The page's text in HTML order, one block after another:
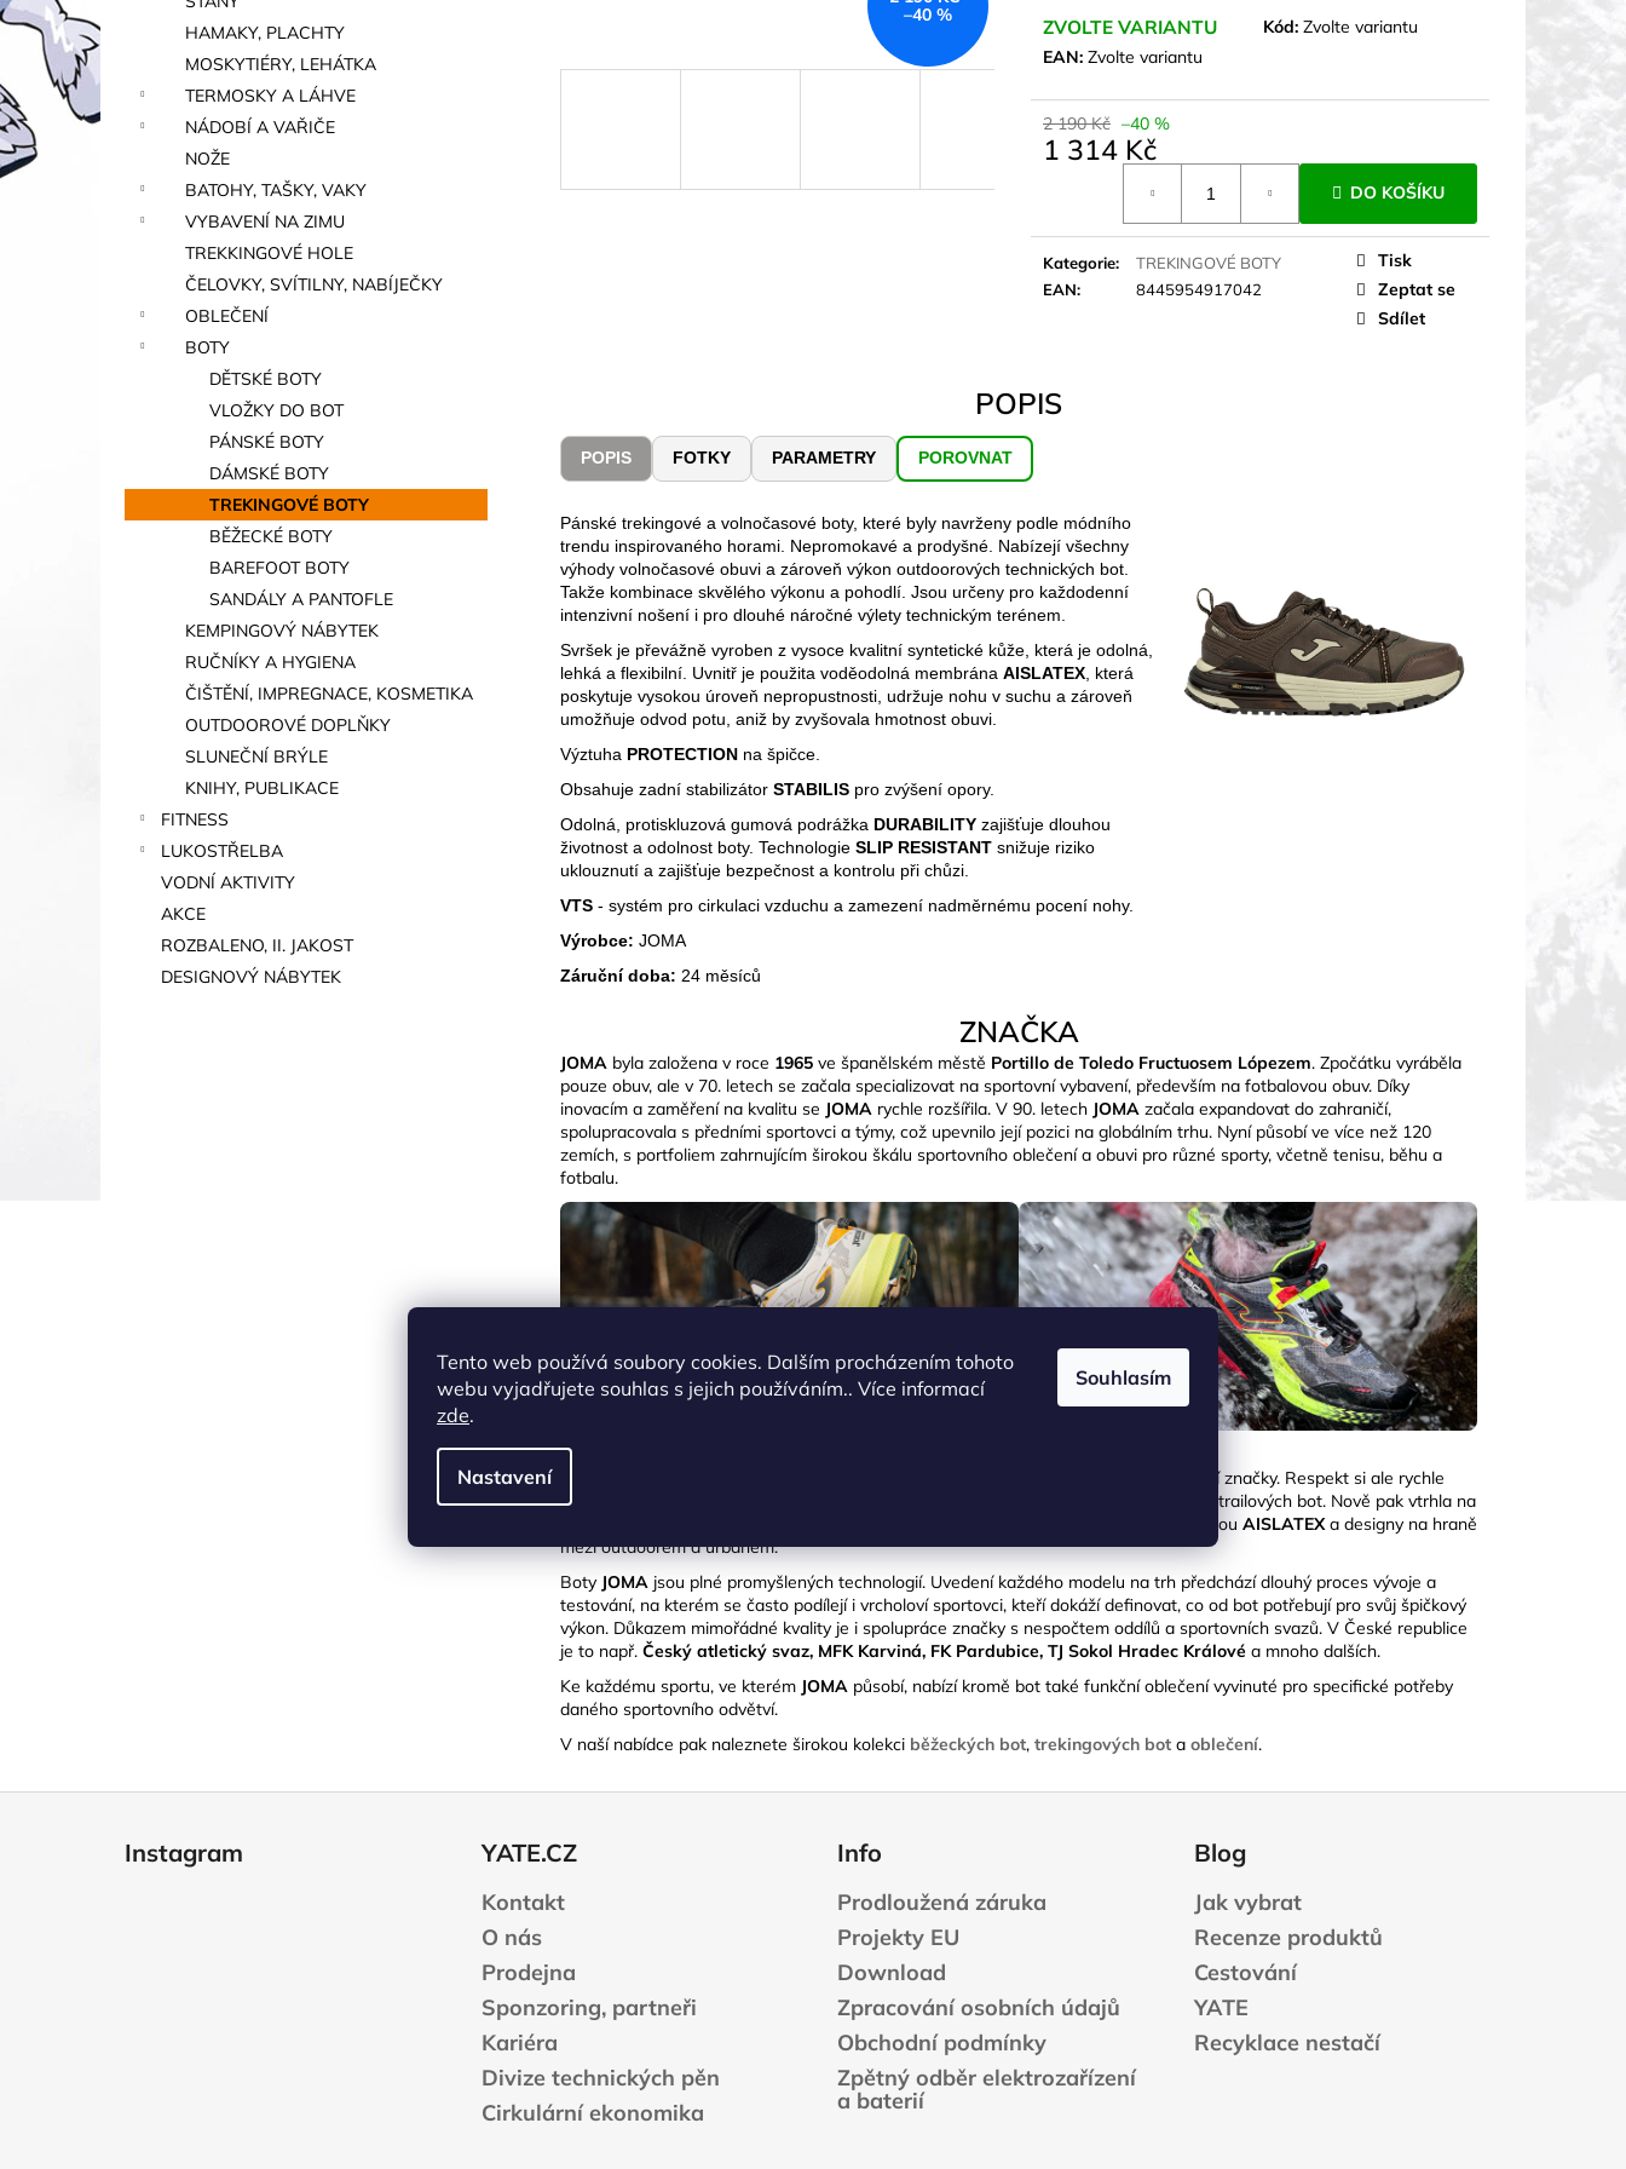
Tento web používá soubory cookies. Dalším procházením tohoto
webu vyjadřujete souhlas s jejich používáním.. Více informací
zde.
Nastavení
Souhlasím
a
n
e
l
HAMAKY, PLACHTY
MOSKYTIÉRY, LEHÁTKA
TERMOSKY A LÁHVE
NÁDOBÍ A VAŘIČE
NOŽE
BATOHY, TAŠKY, VAKY
VYBAVENÍ NA ZIMU
TREKKINGOVÉ HOLE
ČELOVKY, SVÍTILNY, NABÍJEČKY
OBLEČENÍ
BOTY
DĚTSKÉ BOTY
VLOŽKY DO BOT
PÁNSKÉ BOTY
DÁMSKÉ BOTY
TREKINGOVÉ BOTY
BĚŽECKÉ BOTY
BAREFOOT BOTY
SANDÁLY A PANTOFLE
KEMPINGOVÝ NÁBYTEK
RUČNÍKY A HYGIENA
ČIŠTĚNÍ, IMPREGNACE, KOSMETIKA
OUTDOOROVÉ DOPLŇKY
SLUNEČNÍ BRÝLE
KNIHY, PUBLIKACE
FITNESS
LUKOSTŘELBA
VODNÍ AKTIVITY
AKCE
ROZBALENO, II. JAKOST
DESIGNOVÝ NÁBYTEK
ZVOLTE VARIANTU Kód: Zvolte variantu
EAN: Zvolte variantu
2 190 Kč –40 %
1 314 Kč
DO KOŠÍKU
Kategorie:
TREKINGOVÉ BOTY
EAN: 8445954917042
Tisk
Zeptat se
Sdílet
–40 %
POPIS
POPIS FOTKY PARAMETRY POROVNAT
Pánské trekingové a volnočasové boty, které byly navrženy podle módního
trendu inspirovaného horami. Nepromokavé a prodyšné. Nabízejí všechny
výhody volnočasové obuvi a zároveň výkon outdoorových technických bot.
Takže kombinace skvělého výkonu a pohodlí. Jsou určeny pro každodenní
intenzivní nošení i pro dlouhé náročné výlety technickým terénem.
Svršek je převážně vyroben z vysoce kvalitní syntetické kůže, která je odolná,
lehká a flexibilní. Uvnitř je použita voděodolná membrána AISLATEX , která
poskytuje vysokou úroveň nepropustnosti, udržuje nohu v suchu a zároveň
umožňuje odvod potu, aniž by zvyšovala hmotnost obuvi.
Výztuha PROTECTION na špičce.
Obsahuje zadní stabilizátor STABILIS pro zvýšení opory.
Odolná, protiskluzová gumová podrážka DURABILITY zajišťuje dlouhou
životnost a odolnost boty. Technologie SLIP RESISTANT snižuje riziko
uklouznutí a zajišťuje bezpečnost a kontrolu při chůzi.
VTS - systém pro cirkulaci vzduchu a zamezení nadměrnému pocení nohy.
Výrobce: JOMA
Záruční doba: 24 měsíců
ZNAČKA
JOMA byla založena v roce 1965 ve španělském městě Portillo de Toledo Fructuosem Lópezem. Zpočátku vyráběla
pouze obuv, ale v 70. letech se začala specializovat na sportovní vybavení, především na fotbalovou obuv. Díky
inovacím a zaměření na kvalitu se JOMA rychle rozšířila. V 90. letech JOMA začala expandovat do zahraničí,
spolupracovala s předními sportovci a týmy, což upevnilo její pozici na globálním trhu. Nyní působí ve více než 120
zemích, s portfoliem zahrnujícím širokou škálu sportovního oblečení a obuvi pro různé sporty, včetně tenisu, běhu a
fotbalu.
vybudovala ve futsalu, kde patří mezi celosvětově nejsilnější značky. Respekt si ale rychle
buduje i v dalších sportech, logicky ve fotbale, ale velmi silná je i kolekce běžeckých a trailových bot. Nově pak vtrhla na
trhy i se svou velmi povedenou a kvalitní kolekcí trekingových bot s unikátní membránou AISLATEXa designy na hraně
mezi outdoorem a urbanem.
Boty JOMA jsou plné promyšlených technologií. Uvedení každého modelu na trh předchází dlouhý proces vývoje a
testování, na kterém se často podílejí i vrcholoví sportovci, kteří dokáží definovat, co od bot potřebují pro svůj špičkový
výkon. Důkazem mimořádné kvality je i spolupráce značky s nespočtem oddílů a sportovních svazů. V České republice
je to např. Český atletický svaz, MFK Karviná, FK Pardubice, TJ Sokol Hradec Králové a mnoho dalších.
Ke každému sportu, ve kterém JOMA působí, nabízí kromě bot také funkční oblečení vyvinuté pro specifické potřeby
daného sportovního odvětví.
V naší nabídce pak naleznete širokou kolekci běžeckých bot, trekingových bot a oblečení.
Instagram YATE.CZ
Kontakt
O nás
Prodejna
Sponzoring, partneři
Kariéra
Divize technických pěn
Cirkulární ekonomika
Info
Prodloužená záruka
Projekty EU
Download
Zpracování osobních údajů
Obchodní podmínky
Zpětný odběr elektrozařízení
a baterií
Blog
Jak vybrat
Recenze produktů
Cestování
YATE
Recyklace nestačí